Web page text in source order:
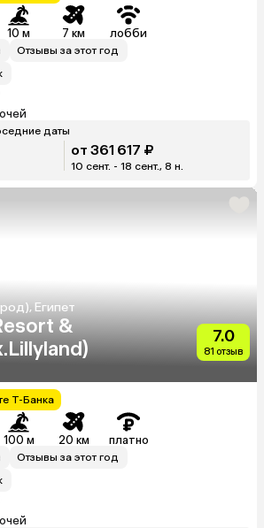
10 м 7 км лобби
Отзывы за этот год
даты
от 361 617 ₽
10 сент. - 18 сент., 8 н.
Египет
&
7.0
81 отзыв
Т-Банка
100 м 20 км платно
Отзывы за этот год